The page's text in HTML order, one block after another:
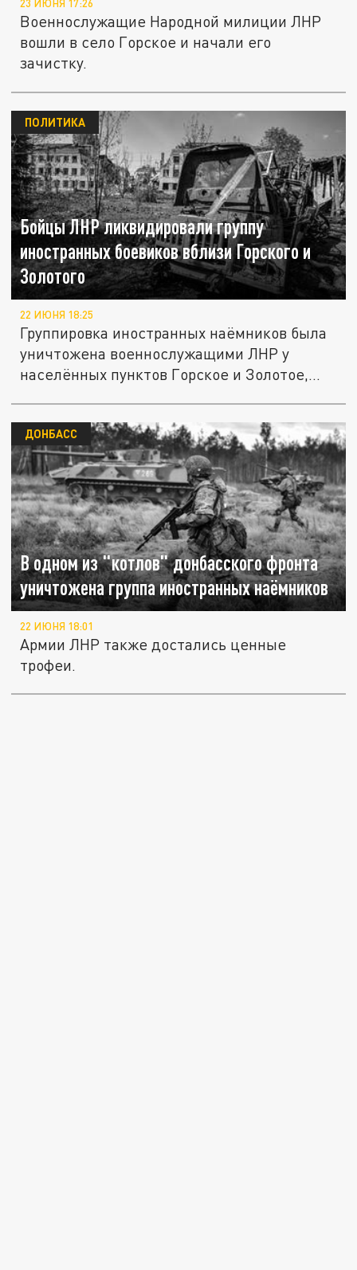
23 ИЮНЯ 17:26
Военнослужащие Народной милиции ЛНР
вошли в село Горское и начали его
зачистку.
Бойцы ЛНР ликвидировали группу
иностранных боевиков вблизи Горского и
Золотого
ПОЛИТИКА
22 ИЮНЯ 18:25
Группировка иностранных наёмников была
уничтожена военнослужащими ЛНР у
населённых пунктов Горское и Золотое,...
В одном из "котлов" донбасского фронта
уничтожена группа иностранных наёмников
ДОНБАСС
22 ИЮНЯ 18:01
Армии ЛНР также достались ценные
трофеи.